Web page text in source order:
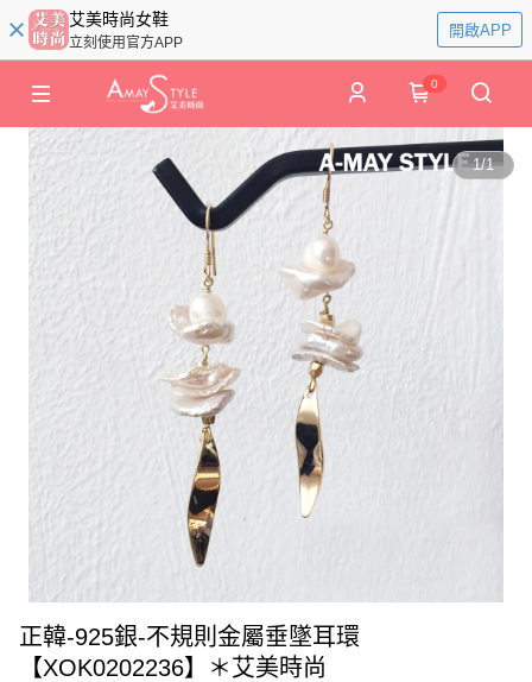
艾美時尚女鞋
立刻使用官方APP
開啟APP
0
1/1
正韓-925銀-不規則金屬垂墜耳環
【XOK0202236】＊艾美時尚